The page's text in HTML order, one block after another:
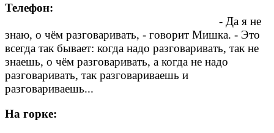
Телефон:
- Да я не
знаю, о чём разговаривать, - говорит Мишка. - Это
всегда так бывает: когда надо разговаривать, так не
знаешь, о чём разговаривать, а когда не надо
разговаривать, так разговариваешь и
разговариваешь...
На горке: